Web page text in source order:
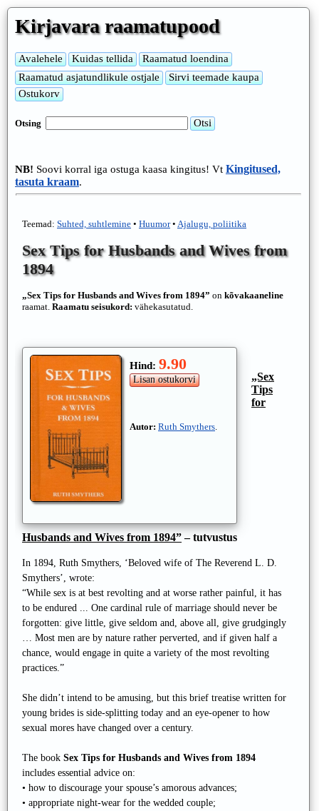
Kirjavara raamatupood
Otsing
NB! Soovi korral iga ostuga kaasa kingitus! Vt Kingitused,
tasuta kraam.
Teemad: Suhted, suhtlemine • Huumor• Ajalugu, poliitika
Sex Tips for Husbands and Wives from
1894
„Sex Tips for Husbands and Wives from 1894” on kõvakaaneline
raamat. Raamatu seisukord: vähekasutatud.
Hind: 9.90
Autor: Ruth Smythers.
„Sex
Tips
for
Husbands and Wives from 1894”– tutvustus
In 1894, Ruth Smythers, ‘Beloved wife of The Reverend L. D.
Smythers’, wrote:
“While sex is at best revolting and at worse rather painful, it has
to be endured ... One cardinal rule of marriage should never be
forgotten: give little, give seldom and, above all, give grudgingly
… Most men are by nature rather perverted, and if given half a
chance, would engage in quite a variety of the most revolting
practices.”
She didn’t intend to be amusing, but this brief treatise written for
young brides is side-splitting today and an eye-opener to how
sexual mores have changed over a century.
The book Sex Tips for Husbands and Wives from 1894
includes essential advice on:
• how to discourage your spouse’s amorous advances;
• appropriate night-wear for the wedded couple;